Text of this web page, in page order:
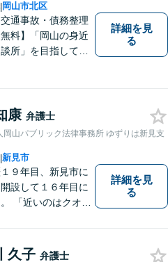
|岡山市北区
交通事故・債務整理
料】「岡山の身近
所」を目指してい
なことでも構いま
軽にご相談くださ
日も受付可能】
場あり】
詳細を見
る
康 弁護士
岡山パブリック法律事務所 ゆずりは新見支
|新見市
９年目、新見市に
設して１６年目に
「近いのはクオリ
法律事務所となれ
詳細を見
る
久子 弁護士